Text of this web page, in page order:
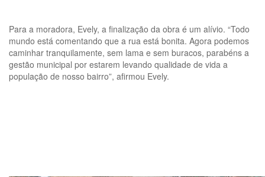
Para a moradora, Evely, a finalização da obra é um alívio. “Todo
mundo está comentando que a rua está bonita. Agora podemos
caminhar tranquilamente, sem lama e sem buracos, parabéns a
gestão municipal por estarem levando qualidade de vida a
população de nosso bairro”, afirmou Evely.